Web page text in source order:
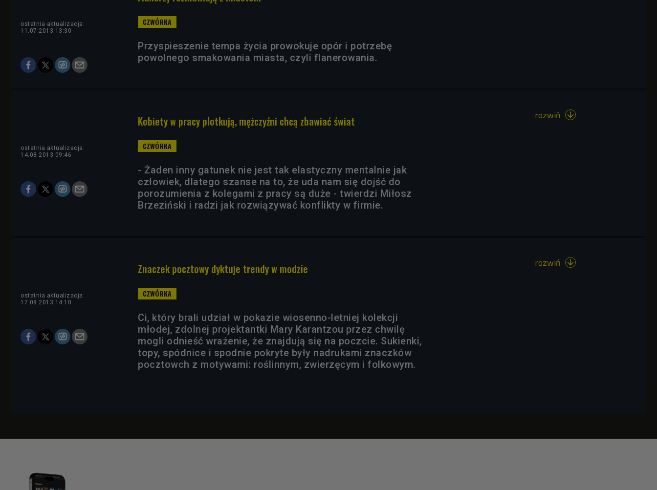
ostatnia aktualizacja:
11.07.2013 13:30
Przyspieszenie tempa życia prowokuje opór i potrzebę
powolnego smakowania miasta, czyli flanerowania.
Kobiety w pracy plotkują, mężczyźni chcą zbawiać świat
ostatnia aktualizacja:
14.08.2013 09:46
- Żaden inny gatunek nie jest tak elastyczny mentalnie jak
człowiek, dlatego szanse na to, że uda nam się dojść do
porozumienia z kolegami z pracy są duże - twierdzi Miłosz
Brzeziński i radzi jak rozwiązywać konflikty w firmie.
rozwiń 
Znaczek pocztowy dyktuje trendy w modzie
ostatnia aktualizacja:
17.08.2013 14:10
Ci, który brali udział w pokazie wiosenno-letniej kolekcji
młodej, zdolnej projektantki Mary Karantzou przez chwilę
mogli odnieść wrażenie, że znajdują się na poczcie. Sukienki,
topy, spódnice i spodnie pokryte były nadrukami znaczków
pocztowch z motywami: roślinnym, zwierzęcym i folkowym.
rozwiń 